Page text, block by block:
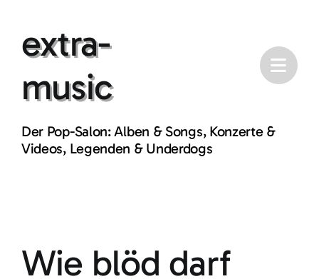
contentextra-
music
Der Pop-Salon: Alben & Songs, Konzerte &
Videos, Legenden & Underdogs
Wie blöd darf